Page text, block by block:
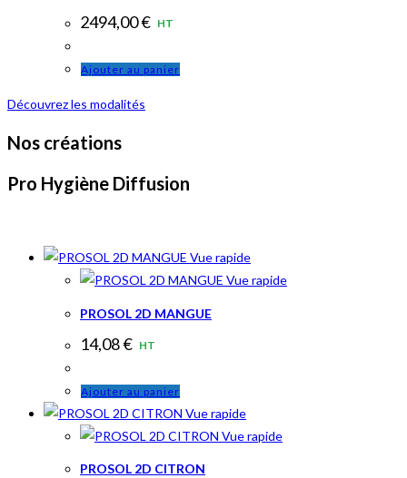
2494,00€ HT
Ajouter au panier
Découvrez les modalités
Nos créations
Pro Hygiène Diffusion
Vue rapide
Vue rapide
PROSOL 2D MANGUE
14,08€ HT
Ajouter au panier
Vue rapide
Vue rapide
PROSOL 2D CITRON